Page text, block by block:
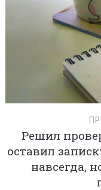
Решил
оставил
навсегда,